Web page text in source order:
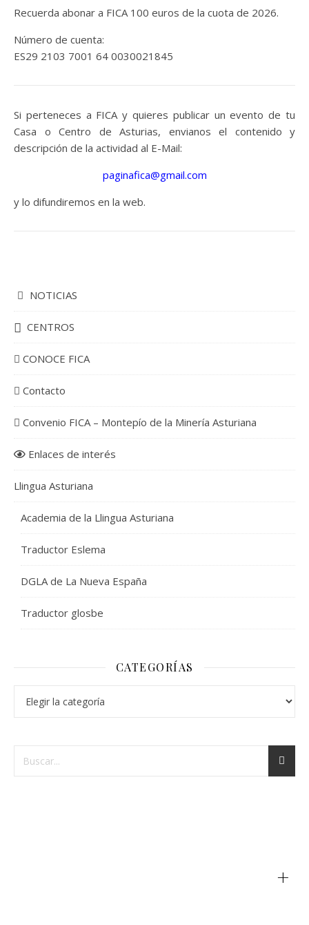
Recuerda abonar a FICA 100 euros de la cuota de 2026.
Número de cuenta:
ES29 2103 7001 64 0030021845
Si perteneces a FICA y quieres publicar un evento de tu
Casa o Centro de Asturias, envianos el contenido y
descripción de la actividad al E-Mail:
paginafica@gmail.com
y lo difundiremos en la web.
NOTICIAS
CENTROS
CONOCE FICA
Contacto
Convenio FICA – Montepío de la Minería Asturiana
Enlaces de interés
Llingua Asturiana
Academia de la Llingua Asturiana
Traductor Eslema
DGLA de La Nueva España
Traductor glosbe
CATEGORÍAS
+